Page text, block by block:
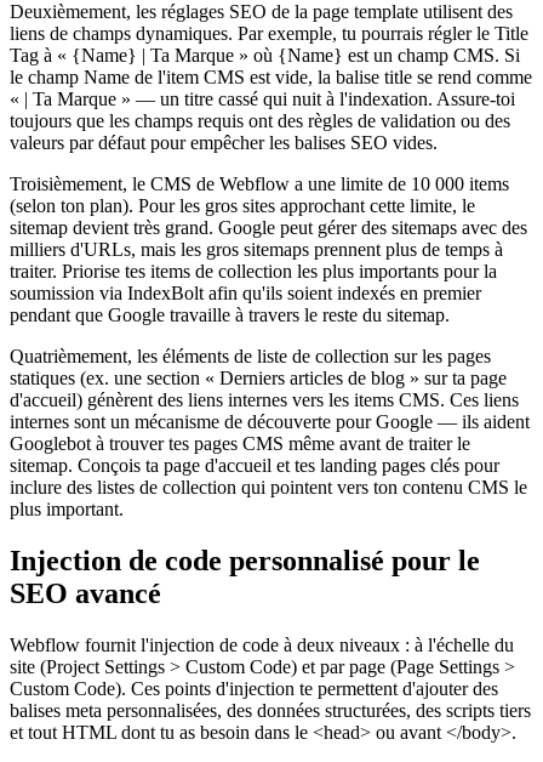
Deuxièmement, les réglages SEO de la page template utilisent des
liens de champs dynamiques. Par exemple, tu pourrais régler le Title
Tag à « {Name} | Ta Marque » où {Name} est un champ CMS. Si
le champ Name de l'item CMS est vide, la balise title se rend comme
« | Ta Marque » — un titre cassé qui nuit à l'indexation. Assure-toi
toujours que les champs requis ont des règles de validation ou des
valeurs par défaut pour empêcher les balises SEO vides.
Troisièmement, le CMS de Webflow a une limite de 10 000 items
(selon ton plan). Pour les gros sites approchant cette limite, le
sitemap devient très grand. Google peut gérer des sitemaps avec des
milliers d'URLs, mais les gros sitemaps prennent plus de temps à
traiter. Priorise tes items de collection les plus importants pour la
soumission via IndexBolt afin qu'ils soient indexés en premier
pendant que Google travaille à travers le reste du sitemap.
Quatrièmement, les éléments de liste de collection sur les pages
statiques (ex. une section « Derniers articles de blog » sur ta page
d'accueil) génèrent des liens internes vers les items CMS. Ces liens
internes sont un mécanisme de découverte pour Google — ils aident
Googlebot à trouver tes pages CMS même avant de traiter le
sitemap. Conçois ta page d'accueil et tes landing pages clés pour
inclure des listes de collection qui pointent vers ton contenu CMS le
plus important.
Injection de code personnalisé pour le
SEO avancé
Webflow fournit l'injection de code à deux niveaux : à l'échelle du
site (Project Settings > Custom Code) et par page (Page Settings >
Custom Code). Ces points d'injection te permettent d'ajouter des
balises meta personnalisées, des données structurées, des scripts tiers
et tout HTML dont tu as besoin dans le <head> ou avant </body>.